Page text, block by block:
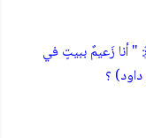
أنا زَعيمٌ ببيتٍ في
؟